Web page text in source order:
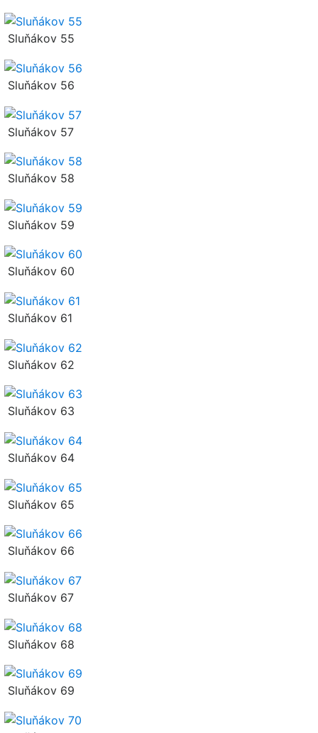
Sluňákov 55
Sluňákov 56
Sluňákov 57
Sluňákov 58
Sluňákov 59
Sluňákov 60
Sluňákov 61
Sluňákov 62
Sluňákov 63
Sluňákov 64
Sluňákov 65
Sluňákov 66
Sluňákov 67
Sluňákov 68
Sluňákov 69